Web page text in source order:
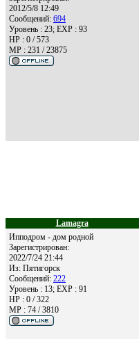
2012/5/8 12:49
Сообщений: 694
Уровень : 23; EXP : 93
HP : 0 / 573
MP : 231 / 23875
Lamagra
Ипподром - дом родной
Зарегистрирован:
2022/7/24 21:44
Из: Пятигорск
Сообщений: 222
Уровень : 13; EXP : 91
HP : 0 / 322
MP : 74 / 3810